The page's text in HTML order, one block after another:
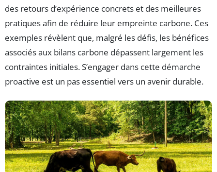
des retours d’expérience concrets et des meilleures
pratiques afin de réduire leur empreinte carbone. Ces
exemples révèlent que, malgré les défis, les bénéfices
associés aux bilans carbone dépassent largement les
contraintes initiales. S’engager dans cette démarche
proactive est un pas essentiel vers un avenir durable.